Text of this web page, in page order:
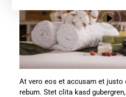
At vero eos et accusam et justo
rebum. Stet clita kasd